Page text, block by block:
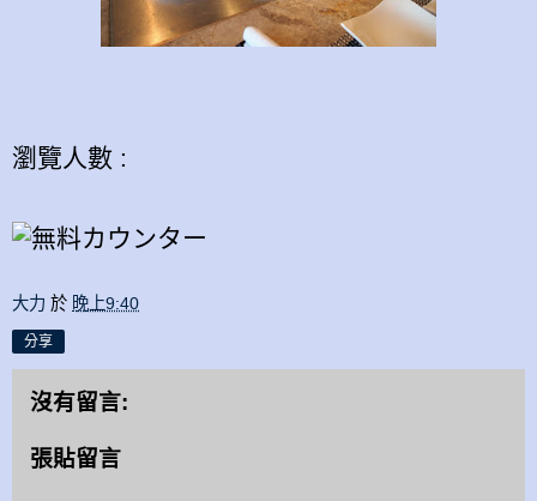
瀏覽人數 :
大力 於 晚上9:40
分享
沒有留言:
張貼留言